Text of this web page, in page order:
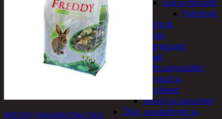
Lisä ja työvalot
Polttimot
Irtomoottorit,
aggregaatit
Aggregaatit
Lisälaitteet
Polttoainesäiliöt,
pumput ja
tarvikkeet
Vinssit ja varusteet
Öljyt, suodattimet ja
FREDDY KANINRUOKA 2KG